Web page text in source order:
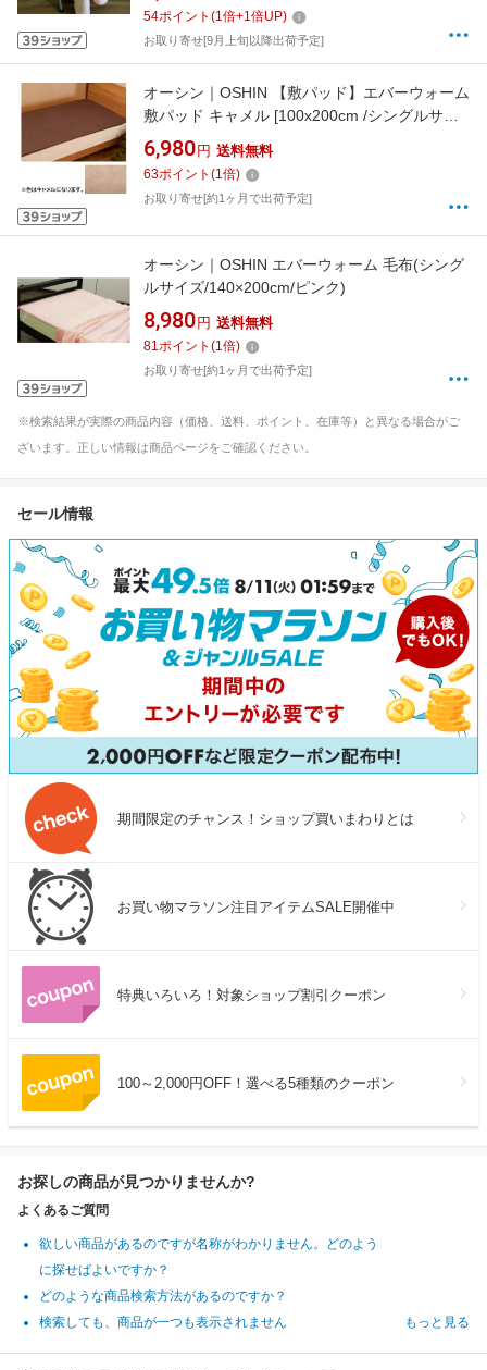
54ポイント (1倍+1倍UP)
お取り寄せ[9月上旬以降出荷予定]
オーシン｜OSHIN 【敷パッド】エバーウォーム
敷パッド キャメル [100x200cm /シングルサイ
ズ /ウォーム敷パッド]
6,980 円 送料無料
63ポイント (1倍)
お取り寄せ[約1ヶ月で出荷予定]
オーシン｜OSHIN エバーウォーム 毛布(シング
ルサイズ/140×200cm/ピンク)
8,980 円 送料無料
81ポイント (1倍)
お取り寄せ[約1ヶ月で出荷予定]
※検索結果が実際の商品内容（価格、送料、ポイント、在庫等）と異なる場合がご
ざいます。正しい情報は商品ページをご確認ください。
セール情報
期間限定のチャンス！ショップ買いまわりとは
お買い物マラソン注目アイテムSALE開催中
特典いろいろ！対象ショップ割引クーポン
100～2,000円OFF！選べる5種類のクーポン
お探しの商品が見つかりませんか?
よくあるご質問
欲しい商品があるのですが名称がわかりません。どのよう
に探せばよいですか？
どのような商品検索方法があるのですか？
検索しても、商品が一つも表示されません
もっと見る